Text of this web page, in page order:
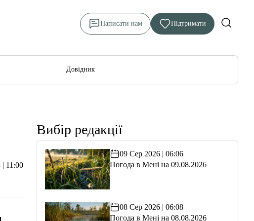
Написати нам Підтримати
Довідник
| 11:00
Вибір редакції
09 Сер 2026 | 06:06
Погода в Мені на 09.08.2026
08 Сер 2026 | 06:08
Погода в Мені на 08.08.2026